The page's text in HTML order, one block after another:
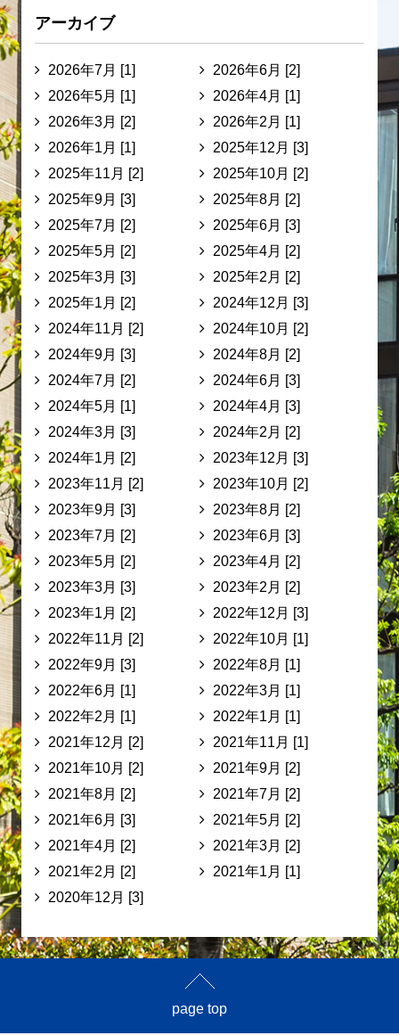
アーカイブ
2026年7月 [1]
2026年6月 [2]
2026年5月 [1]
2026年4月 [1]
2026年3月 [2]
2026年2月 [1]
2026年1月 [1]
2025年12月 [3]
2025年11月 [2]
2025年10月 [2]
2025年9月 [3]
2025年8月 [2]
2025年7月 [2]
2025年6月 [3]
2025年5月 [2]
2025年4月 [2]
2025年3月 [3]
2025年2月 [2]
2025年1月 [2]
2024年12月 [3]
2024年11月 [2]
2024年10月 [2]
2024年9月 [3]
2024年8月 [2]
2024年7月 [2]
2024年6月 [3]
2024年5月 [1]
2024年4月 [3]
2024年3月 [3]
2024年2月 [2]
2024年1月 [2]
2023年12月 [3]
2023年11月 [2]
2023年10月 [2]
2023年9月 [3]
2023年8月 [2]
2023年7月 [2]
2023年6月 [3]
2023年5月 [2]
2023年4月 [2]
2023年3月 [3]
2023年2月 [2]
2023年1月 [2]
2022年12月 [3]
2022年11月 [2]
2022年10月 [1]
2022年9月 [3]
2022年8月 [1]
2022年6月 [1]
2022年3月 [1]
2022年2月 [1]
2022年1月 [1]
2021年12月 [2]
2021年11月 [1]
2021年10月 [2]
2021年9月 [2]
2021年8月 [2]
2021年7月 [2]
2021年6月 [3]
2021年5月 [2]
2021年4月 [2]
2021年3月 [2]
2021年2月 [2]
2021年1月 [1]
2020年12月 [3]
page top